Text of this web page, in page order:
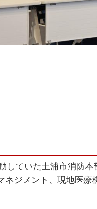
ていた土浦市消防本
ジメント、現地医療